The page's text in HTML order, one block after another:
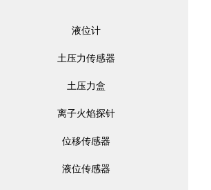
液位计
土压力传感器
土压力盒
离子火焰探针
位移传感器
液位传感器